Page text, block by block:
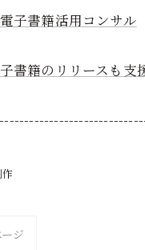
子書籍活用コンサル
書籍のリリースも支
ジ